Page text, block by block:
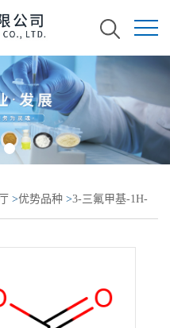
>优势品种 >3-三氟甲基-1H-